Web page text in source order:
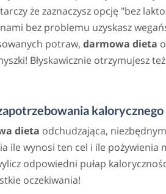
że zaznaczysz opcję "bez
bez problemu uzyskasz
potraw, darmowa dieta
Błyskawicznie otrzymujesz
kalorycznego
dieta odchudzająca,
ile wynosi ten cel i ile pożywienia
odpowiedni pułap
oczekiwania!